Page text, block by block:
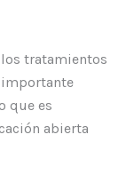
tratamientos
importante
que es
abierta